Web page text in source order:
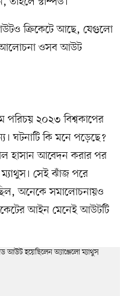
ক্রিকেটে আছে, যেগুলো
আলোচনা ওসব আউট
২০২৩ বিশ্বকাপের
ঘটনাটি কি মনে পড়েছে?
হাসান আবেদন করার পর
সেই ঝাঁজ পরে
অনেকে সমালোচনায়ও
আইন মেনেই আউটটি